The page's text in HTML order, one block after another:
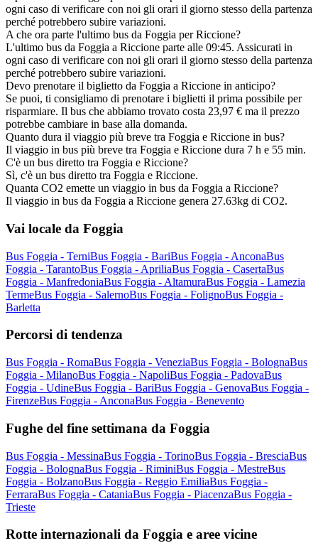
ogni caso di verificare con noi gli orari il giorno stesso della partenza
perché potrebbero subire variazioni.
A che ora parte l'ultimo bus da Foggia per Riccione?
L'ultimo bus da Foggia a Riccione parte alle 09:45. Assicurati in
ogni caso di verificare con noi gli orari il giorno stesso della partenza
perché potrebbero subire variazioni.
Devo prenotare il biglietto da Foggia a Riccione in anticipo?
Se puoi, ti consigliamo di prenotare i biglietti il prima possibile per
risparmiare. Il bus che abbiamo trovato costa 23,97 € ma il prezzo
potrebbe cambiare in base alla domanda.
Quanto dura il viaggio più breve tra Foggia e Riccione in bus?
Il viaggio in bus più breve tra Foggia e Riccione dura 7 h e 55 min.
C'è un bus diretto tra Foggia e Riccione?
Sì, c'è un bus diretto tra Foggia e Riccione.
Quanta CO2 emette un viaggio in bus da Foggia a Riccione?
Il viaggio in bus da Foggia a Riccione genera 27.63kg di CO2.
Vai locale da Foggia
Bus Foggia - TerniBus Foggia - BariBus Foggia - AnconaBus
Foggia - TarantoBus Foggia - ApriliaBus Foggia - CasertaBus
Foggia - ManfredoniaBus Foggia - AltamuraBus Foggia - Lamezia
TermeBus Foggia - SalernoBus Foggia - FolignoBus Foggia -
Barletta
Percorsi di tendenza
Bus Foggia - RomaBus Foggia - VeneziaBus Foggia - BolognaBus
Foggia - MilanoBus Foggia - NapoliBus Foggia - PadovaBus
Foggia - UdineBus Foggia - BariBus Foggia - GenovaBus Foggia -
FirenzeBus Foggia - AnconaBus Foggia - Benevento
Fughe del fine settimana da Foggia
Bus Foggia - MessinaBus Foggia - TorinoBus Foggia - BresciaBus
Foggia - BolognaBus Foggia - RiminiBus Foggia - MestreBus
Foggia - BolzanoBus Foggia - Reggio EmiliaBus Foggia -
FerraraBus Foggia - CataniaBus Foggia - PiacenzaBus Foggia -
Trieste
Rotte internazionali da Foggia e aree vicine